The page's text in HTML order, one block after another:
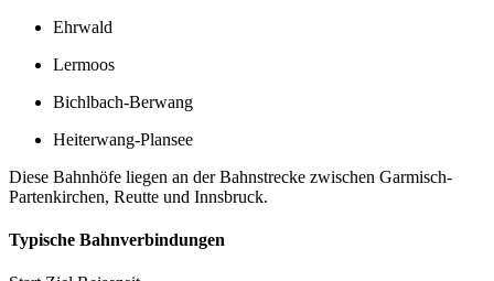
Ehrwald
Lermoos
Bichlbach-Berwang
Heiterwang-Plansee
Diese Bahnhöfe liegen an der Bahnstrecke zwischen Garmisch-
Partenkirchen, Reutte und Innsbruck.
Typische Bahnverbindungen